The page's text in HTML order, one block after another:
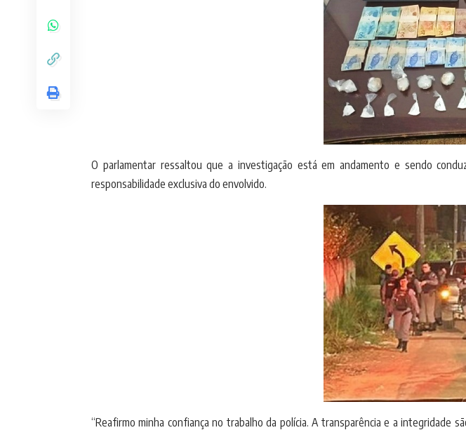
O parlamentar ressaltou que a investigação está em andamento e sendo
responsabilidade exclusiva do envolvido.
“Reafirmo minha confiança no trabalho da polícia. A transparência e a integridade